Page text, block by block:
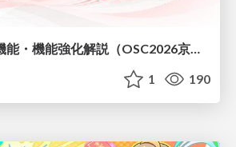
Redmine 7.0 新機能・機能強化解説（OSC2026京都ダイジェスト版）
1 190